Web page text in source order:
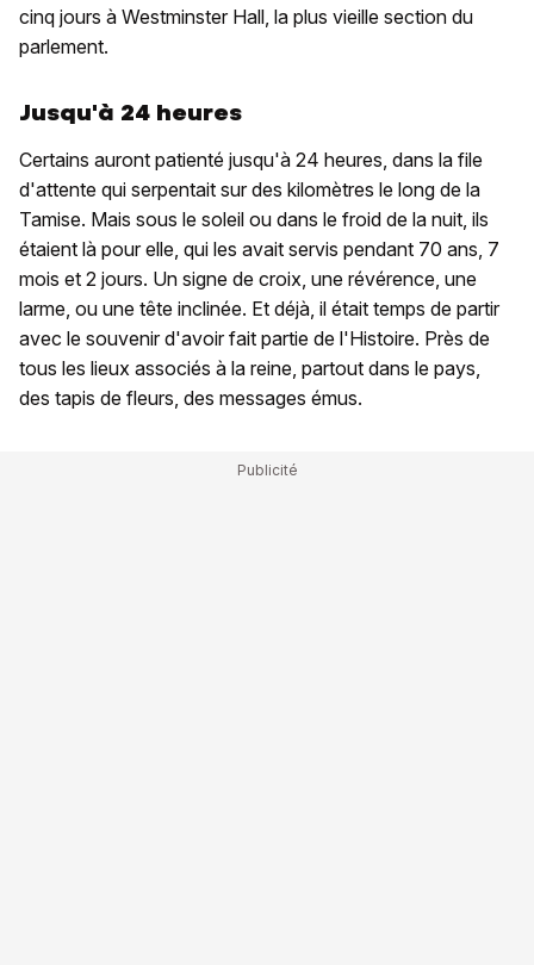
cinq jours à Westminster Hall, la plus vieille section du
parlement.
Jusqu'à 24 heures
Certains auront patienté jusqu'à 24 heures, dans la file
d'attente qui serpentait sur des kilomètres le long de la
Tamise. Mais sous le soleil ou dans le froid de la nuit, ils
étaient là pour elle, qui les avait servis pendant 70 ans, 7
mois et 2 jours. Un signe de croix, une révérence, une
larme, ou une tête inclinée. Et déjà, il était temps de partir
avec le souvenir d'avoir fait partie de l'Histoire. Près de
tous les lieux associés à la reine, partout dans le pays,
des tapis de fleurs, des messages émus.